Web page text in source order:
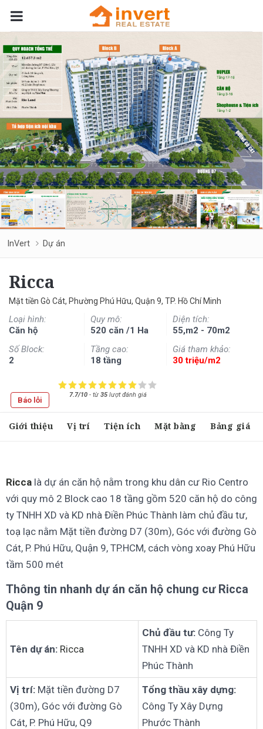
InVert Dự án
Ricca
Mặt tiền Gò Cát, Phường Phú Hữu, Quận 9, TP. Hồ Chí Minh
Loại hình:
Căn hộ
Quy mô:
520 căn /1 Ha
Diện tích:
55,m2 - 70m2
Số Block:
2
Tầng cao:
18 tầng
Giá tham khảo:
30 triệu/m2
Báo lỗi
7.7/10 - từ 35 lượt đánh giá
Giới thiệu Vị trí Tiện ích Mặt bằng Bảng giá
Ricca là dự án căn hộ nằm trong khu dân cư Rio Centro
với quy mô 2 Block cao 18 tầng gồm 520 căn hộ do công
ty TNHH XD và KD nhà Điền Phúc Thành làm chủ đầu tư,
toạ lạc nằm Mặt tiền đường D7 (30m), Góc với đường Gò
Cát, P. Phú Hữu, Quận 9, TP.HCM, cách vòng xoay Phú Hữu
tầm 500 mét
Thông tin nhanh dự án căn hộ chung cư Ricca
Quận 9
Tên dự án: Ricca
Chủ đầu tư: Công Ty
TNHH XD và KD nhà Điền
Phúc Thành
Vị trí: Mặt tiền đường D7
(30m), Góc với đường Gò
Cát, P. Phú Hữu, Q9
Tổng thầu xây dựng:
Công Ty Xây Dựng
Phước Thành